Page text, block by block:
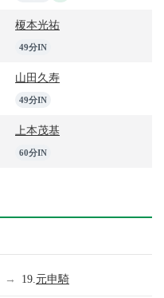
榎本光祐
49分IN
山田久寿
49分IN
上本茂基
60分IN
→ 19. 元申騎